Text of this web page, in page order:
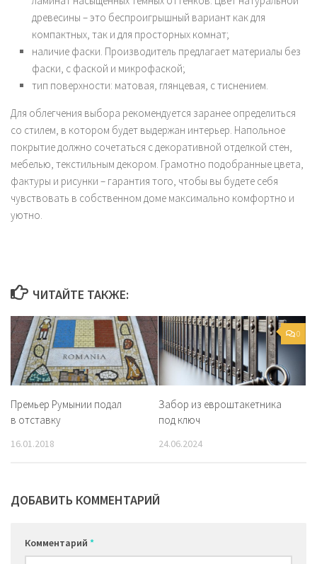
древесины – это беспроигрышный вариант как для
компактных, так и для просторных комнат;
наличие фаски. Производитель предлагает материалы без
фаски, с фаской и микрофаской;
тип поверхности: матовая, глянцевая, с тиснением.
Для облегчения выбора рекомендуется заранее определиться
со стилем, в котором будет выдержан интерьер. Напольное
покрытие должно сочетаться с декоративной отделкой стен,
мебелью, текстильным декором. Грамотно подобранные цвета,
фактуры и рисунки – гарантия того, чтобы вы будете себя
чувствовать в собственном доме максимально комфортно и
уютно.
ЧИТАЙТЕ ТАКЖЕ:
Премьер Румынии подал
в отставку
16.01.2018
0
Забор из евроштакетника
под ключ
24.06.2024
ДОБАВИТЬ КОММЕНТАРИЙ
Комментарий *